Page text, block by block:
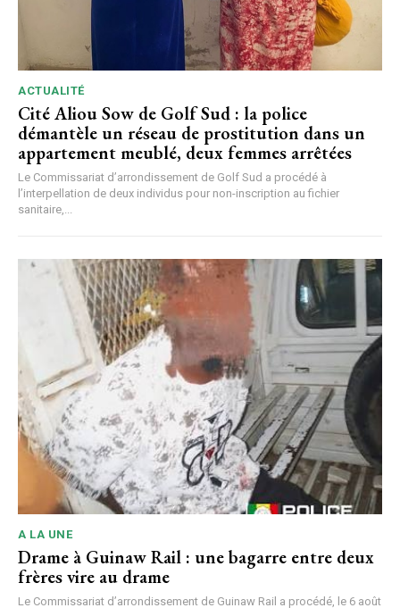
ACTUALITÉ
Cité Aliou Sow de Golf Sud : la police
démantèle un réseau de prostitution dans un
appartement meublé, deux femmes arrêtées
Le Commissariat d’arrondissement de Golf Sud a procédé à
l’interpellation de deux individus pour non-inscription au fichier
sanitaire,...
A LA UNE
Drame à Guinaw Rail : une bagarre entre deux
frères vire au drame
Le Commissariat d’arrondissement de Guinaw Rail a procédé, le 6 août